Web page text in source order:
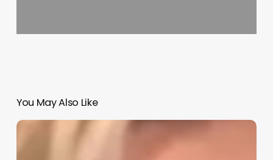
You May Also Like
Carmen